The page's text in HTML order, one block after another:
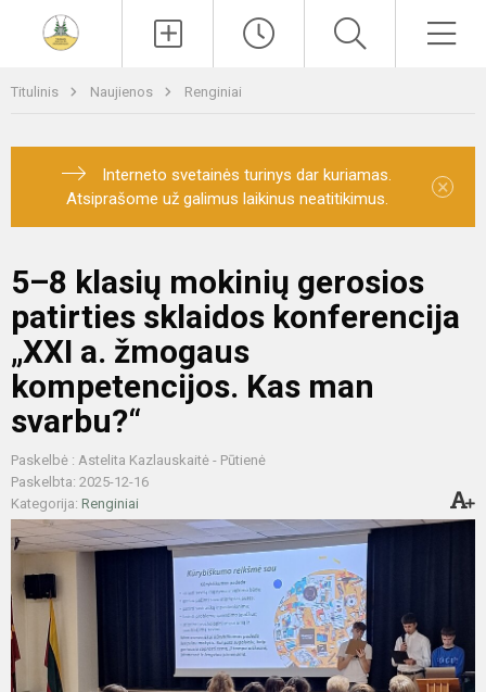
Titulinis Naujienos Renginiai
Interneto svetainės turinys dar kuriamas.
Atsiprašome už galimus laikinus neatitikimus.
×
5–8 klasių mokinių gerosios
patirties sklaidos konferencija
„XXI a. žmogaus
kompetencijos. Kas man
svarbu?“
Paskelbė : Astelita Kazlauskaitė - Pūtienė
Paskelbta: 2025-12-16
Kategorija: Renginiai